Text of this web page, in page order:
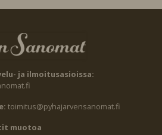
ja ilmoitusasioissa:
toimitus@pyhajarvensanomat.fi
muotoa